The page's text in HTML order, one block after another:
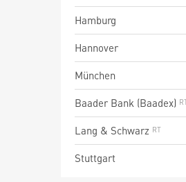
Hamburg
Hannover
München
Baader Bank (Baadex)
Lang & Schwarz
Stuttgart